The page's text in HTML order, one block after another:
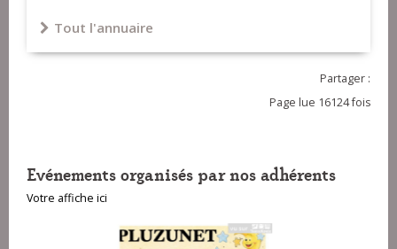
Tout l'annuaire
Partager :
Page lue 16124 fois
Evénements organisés par nos adhérents
Votre affiche ici